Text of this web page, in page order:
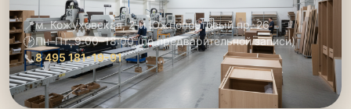
📍м. Кожуховская, 2-й Южнопортовый пр. 26
🕑Пн–Пт: 9:00–18:00 (по предварительной записи)
📞8 495 181-19-91